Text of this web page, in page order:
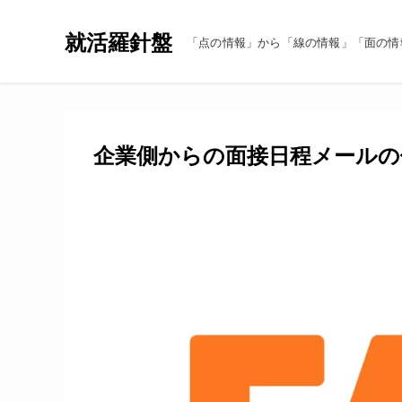
就活羅針盤 「点の情報」から「線の情報」「面の
企業側からの面接日程メール